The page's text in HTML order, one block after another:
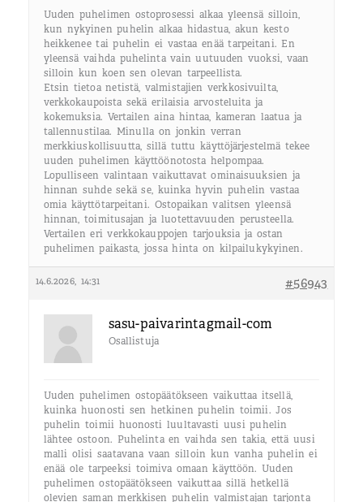
Uuden puhelimen ostoprosessi alkaa yleensä silloin,
kun nykyinen puhelin alkaa hidastua, akun kesto
heikkenee tai puhelin ei vastaa enää tarpeitani. En
yleensä vaihda puhelinta vain uutuuden vuoksi, vaan
silloin kun koen sen olevan tarpeellista.
Etsin tietoa netistä, valmistajien verkkosivuilta,
verkkokaupoista sekä erilaisia arvosteluita ja
kokemuksia. Vertailen aina hintaa, kameran laatua ja
tallennustilaa. Minulla on jonkin verran
merkkiuskollisuutta, sillä tuttu käyttöjärjestelmä tekee
uuden puhelimen käyttöönotosta helpompaa.
Lopulliseen valintaan vaikuttavat ominaisuuksien ja
hinnan suhde sekä se, kuinka hyvin puhelin vastaa
omia käyttötarpeitani. Ostopaikan valitsen yleensä
hinnan, toimitusajan ja luotettavuuden perusteella.
Vertailen eri verkkokauppojen tarjouksia ja ostan
puhelimen paikasta, jossa hinta on kilpailukykyinen.
14.6.2026, 14:31 #56943
sasu-paivarintagmail-com
Osallistuja
Uuden puhelimen ostopäätökseen vaikuttaa itsellä,
kuinka huonosti sen hetkinen puhelin toimii. Jos
puhelin toimii huonosti luultavasti uusi puhelin
lähtee ostoon. Puhelinta en vaihda sen takia, että uusi
malli olisi saatavana vaan silloin kun vanha puhelin ei
enää ole tarpeeksi toimiva omaan käyttöön. Uuden
puhelimen ostopäätökseen vaikuttaa sillä hetkellä
olevien saman merkkisen puhelin valmistajan tarjonta